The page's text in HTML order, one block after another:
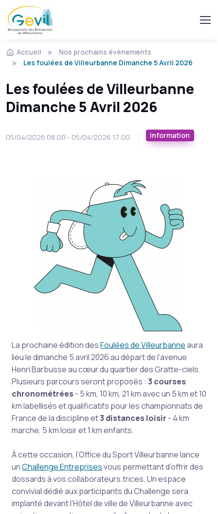
Accueil
Nos prochains évènements
Les foulées de Villeurbanne Dimanche 5 Avril 2026
Les foulées de Villeurbanne
Dimanche 5 Avril 2026
05/04/2026 08:00 - 05/04/2026 17:00 Information
La prochaine édition desFoulées de Villeurbanneaura
lieu le dimanche 5 avril 2026 au départ de l’avenue
Henri Barbusse au cœur du quartier des Gratte-ciels.
Plusieurs parcours seront proposés : 3 courses
chronométrées- 5 km, 10 km, 21 km avec un 5 km et 10
km labellisés et qualificatifs pour les championnats de
France de la discipline et3 distances loisir - 4 km
marche, 5 km loisir et 1 km enfants.
À cette occasion, l’Office du Sport Villeurbanne lance
unChallenge Entreprisesvous permettant d’offrir des
dossards à vos collaborateurs.trices. Un espace
convivial dédié aux participants du Challenge sera
implanté devant l’Hôtel de ville de Villeurbanne avec